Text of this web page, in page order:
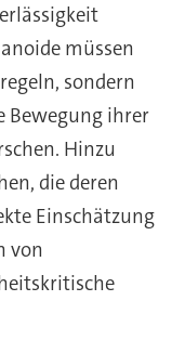
müssen
sondern
Bewegung ihrer
Hinzu
die deren
Einschätzung
von